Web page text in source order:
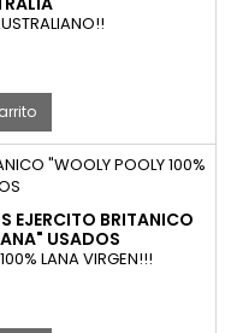
EJERCITO BRITANICO
USADOS
LANA VIRGEN!!!